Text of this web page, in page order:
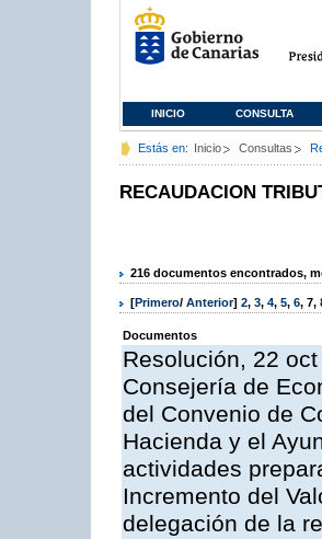
INICIO CONSULTA
Estás en: Inicio Consultas
RECAUDACION
216 documentos encontrados,
[Primero/ Anterior] 2, 3, 4, 5, 6, 7,
Documentos
Resolución, 22
Consejería de
del Convenio de
Hacienda y el
actividades
Incremento del
delegación de la